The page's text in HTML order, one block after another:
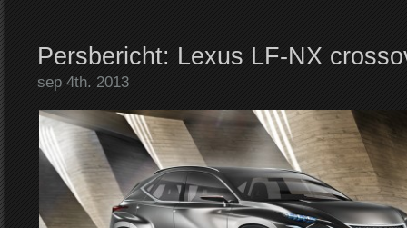
Persbericht: Lexus LF-NX
sep 4th. 2013